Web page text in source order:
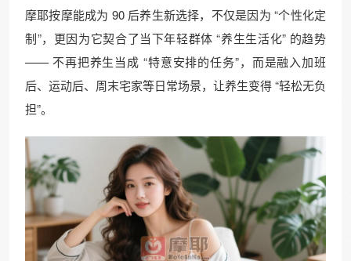
摩耶按摩能成为 90 后养生新选择，不仅是因为 “个性化定
制”，更因为它契合了当下年轻群体 “养生生活化” 的趋势
—— 不再把养生当成 “特意安排的任务”，而是融入加班
后、运动后、周末宅家等日常场景，让养生变得 “轻松无负
担”。​